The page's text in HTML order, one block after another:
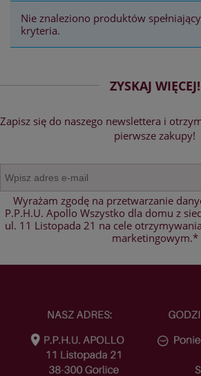
Nie znaleziono produktów
kryteria.
ZYSKAJ WIĘCEJ!
Zapisz się do naszego newslettera i
pierwsze zakupy!
Wyrażam zgodę na przetwarzanie
P.P.H.U. Apollo Wszystko dla domu z
ul. 11 Listopada 21 na cele
marketingowym.*